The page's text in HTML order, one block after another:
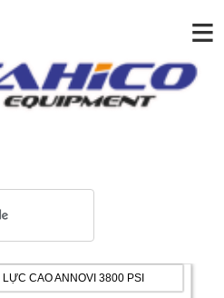
≡
CAO ANNOVI 3800 PSI